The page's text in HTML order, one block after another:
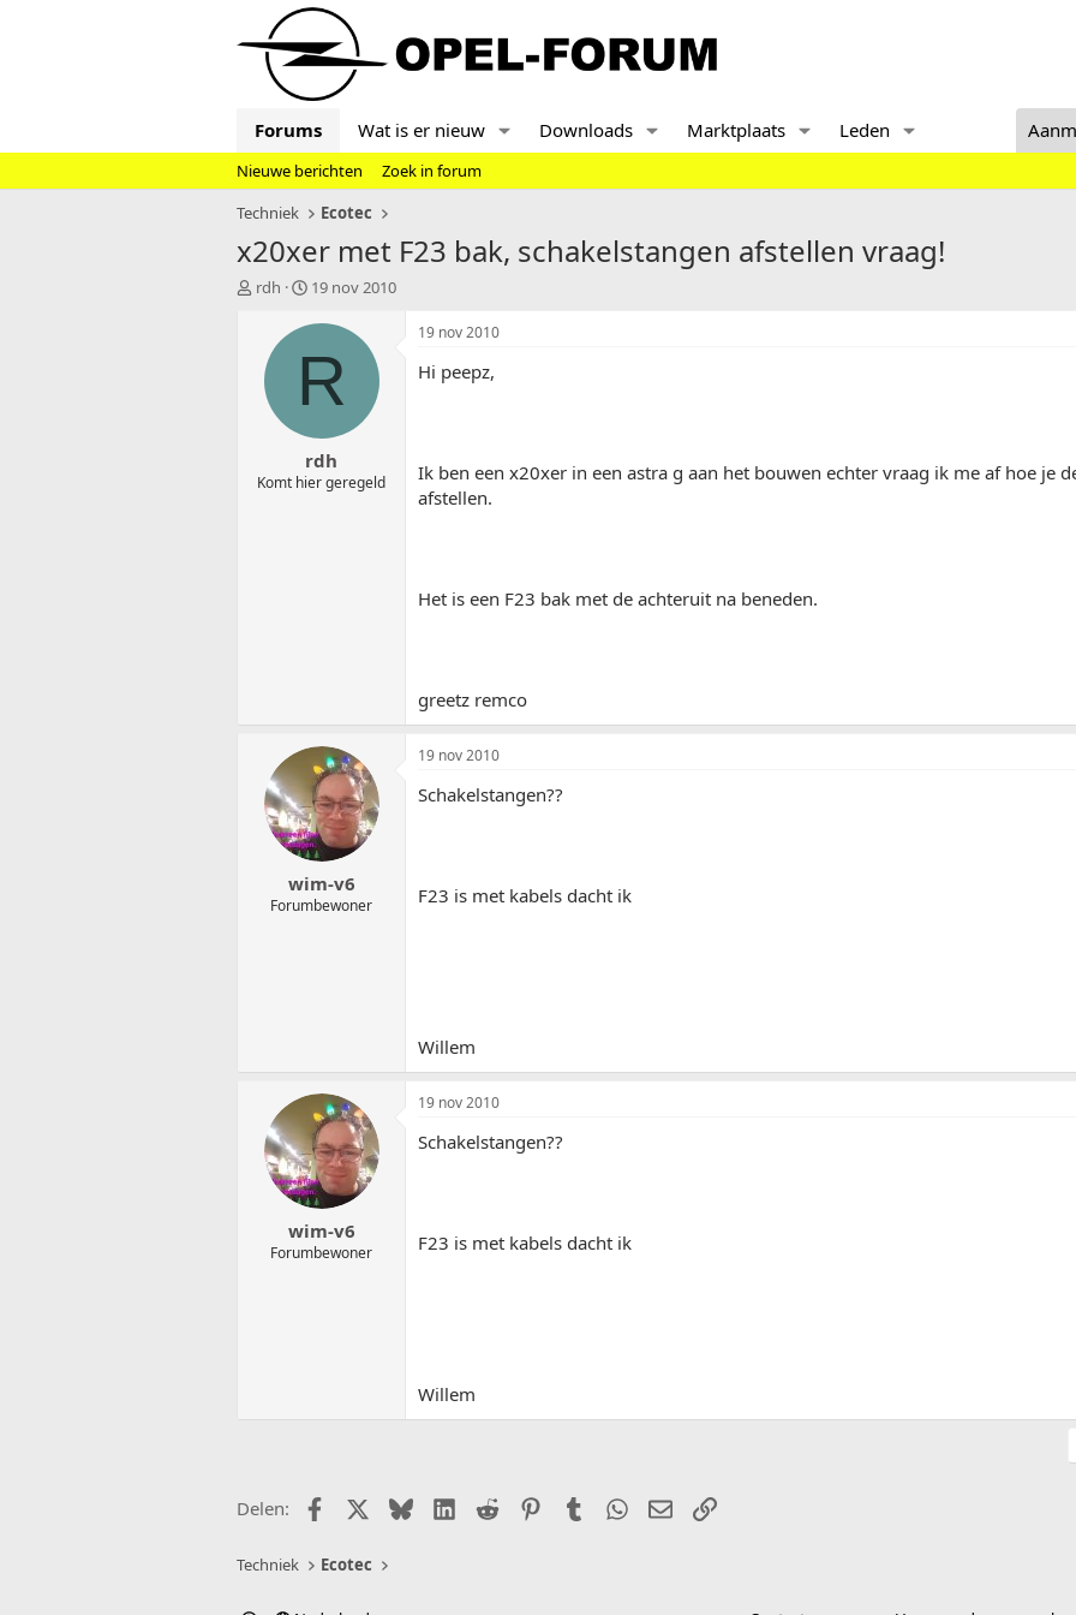
Forums Wat is er nieuw Downloads Marktplaats Leden
Nieuwe berichten
Zoek in forum
Techniek
Ecotec
x20xer met F23 bak, schakelstangen afstellen vraag!
T
t
rdh
S
a
t
u
m
19 nov 2010
R
rdh
Komt hier geregeld
19 nov 2010
Hi peepz,
Ik ben een x20xer in een astra g aan het bouwen echter vraag ik me af hoe je
afstellen.
Het is een F23 bak met de achteruit na beneden.
greetz remco
wim-v6
Forumbewoner
19 nov 2010
Schakelstangen??
F23 is met kabels dacht ik
Willem
wim-v6
Forumbewoner
19 nov 2010
Schakelstangen??
F23 is met kabels dacht ik
Willem
Delen: FacebookX (Twitter)
BlueskyLinkedIn
Reddit PinterestTumblr WhatsApp
E-mailLink
Techniek Ecotec